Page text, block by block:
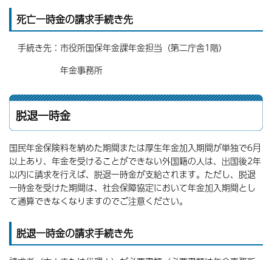
死亡一時金の請求手続き先
手続き先：市役所国保年金課年金担当（第二庁舎1階）
年金事務所
脱退一時金
国民年金保険料を納めた期間または厚生年金加入期間が単独で6月
以上あり、年金を受けることができない外国籍の人は、出国後2年
以内に請求を行えば、脱退一時金が支給されます。ただし、脱退
一時金を受けた期間は、社会保障協定において年金加入期間とし
て通算できなくなりますのでご注意ください。
脱退一時金の請求手続き先